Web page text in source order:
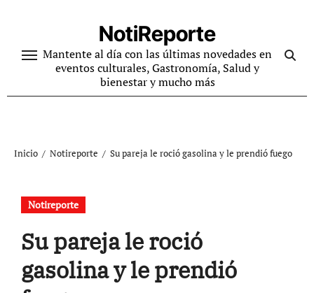
contenido
NotiReporte
Mantente al día con las últimas novedades en
eventos culturales, Gastronomía, Salud y
bienestar y mucho más
Inicio Notireporte Su pareja le roció gasolina y le prendió fuego
Notireporte
Su pareja le roció
gasolina y le prendió